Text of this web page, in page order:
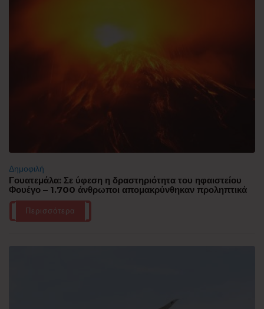
Δημοφιλή
Γουατεμάλα: Σε ύφεση η δραστηριότητα του ηφαιστείου
Φουέγο – 1.700 άνθρωποι απομακρύνθηκαν προληπτικά
Περισσότερα